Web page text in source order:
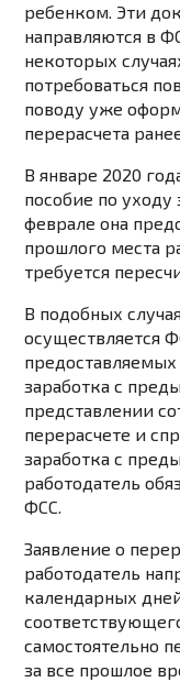
ребенком. Эти
направляются в
некоторых
потребоваться
поводу уже
перерасчета
В январе 2020
пособие по уходу
феврале она
прошлого места
требуется
В подобных
осуществляется
заработка с
представлении
перерасчете и
заработка с
работодатель
ФСС.
Заявление о
работодатель
календарных
самостоятельно
за все прошлое